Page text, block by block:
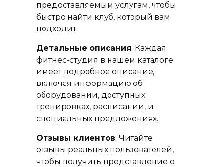
предоставляемым услугам, чтобы
быстро найти клуб, который вам
подходит.
Детальные описания: Каждая
фитнес-студия в нашем каталоге
имеет подробное описание,
включая информацию об
оборудовании, доступных
тренировках, расписании, и
специальных предложениях.
Отзывы клиентов: Читайте
отзывы реальных пользователей,
чтобы получить представление о